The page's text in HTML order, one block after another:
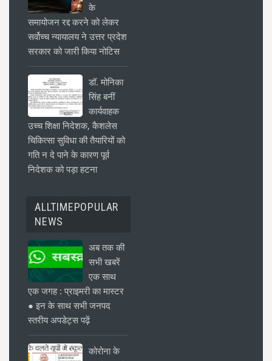
के
समायोजन रद्द करने को लेकर
सर्वोच्च न्यायालय ने उत्तर प्रदेश
सरकार को जारी किया नोटिस
डॉ. मोनिका
सिंह बनीं
कार्यवाहक
उच्च शिक्षा निदेशक, कैशलेस
चिकित्सा सुविधा की तैयारियों को
गति न दे पाने के कारण पूर्व
निदेशक को पड़ा हटना
ALLTIMEPOPULAR
NEWS
अब तक की
सभी खबरें
एक साथ
एक जगह : प्राइमरी का मास्टर
● इन के साथ सभी जनपद
स्तरीय अपडेट्स पढ़ें
कोरोना के